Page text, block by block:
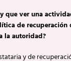
que ver una
de recuperación
la autoridad?
y de